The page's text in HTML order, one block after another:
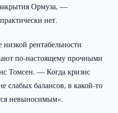
Ормуза, —
нет.
рентабельности
по-настоящему прочными
Томсен. — Когда кризис
слабых балансов, в какой-то
невыносимым».